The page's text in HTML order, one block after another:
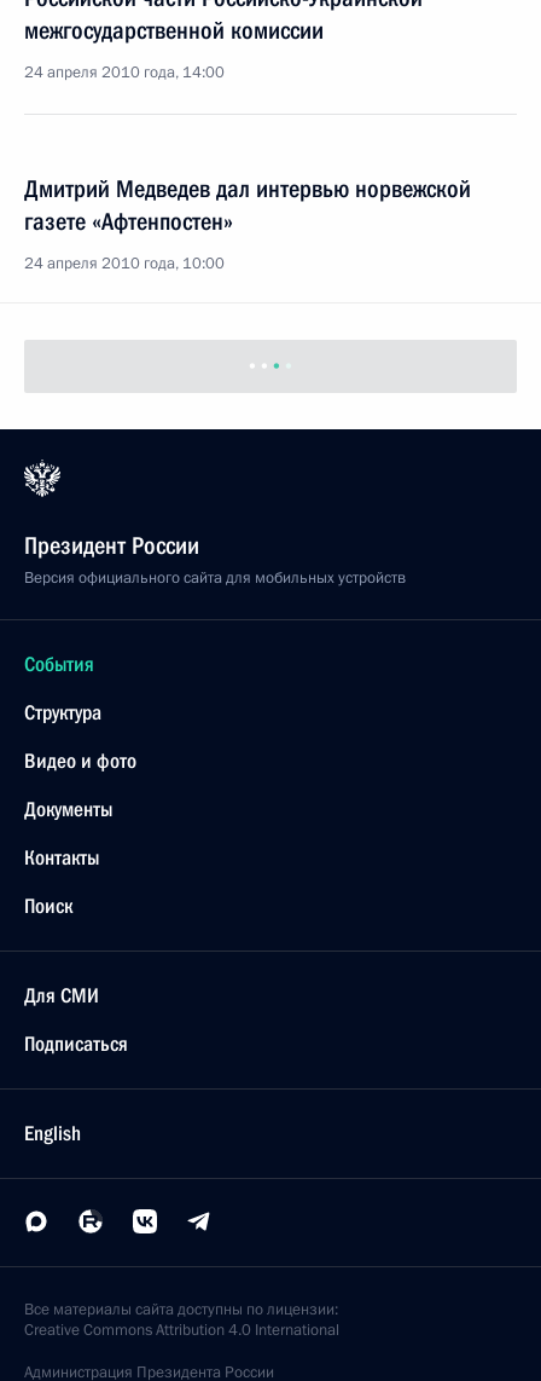
межгосударственной комиссии
24 апреля 2010 года, 14:00
Дмитрий Медведев дал интервью норвежской
газете «Афтенпостен»
24 апреля 2010 года, 10:00
Президент России
Версия официального сайта для мобильных устройств
События
Структура
Видео и фото
Документы
Контакты
Поиск
Для СМИ
Подписаться
English
Все материалы сайта доступны по лицензии:
Creative Commons Attribution 4.0 International
Администрация Президента России